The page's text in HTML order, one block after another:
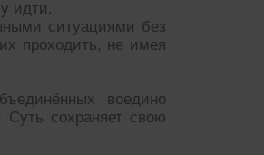
идти.
ситуациями без
проходить, не имея
воедино
сохраняет свою